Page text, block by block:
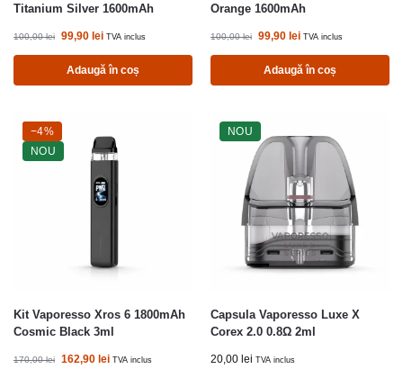
Titanium Silver 1600mAh
100,00lei 99,90 lei TVA inclus
Adaugă în coș
Orange 1600mAh
100,00lei 99,90 lei TVA inclus
Adaugă în coș
-4%
−4%
NOU
Kit Vaporesso Xros 6 1800mAh
Cosmic Black 3ml
170,00lei 162,90 lei TVA inclus
NOU
Capsula Vaporesso Luxe X
Corex 2.0 0.8Ω 2ml
20,00 lei TVA inclus